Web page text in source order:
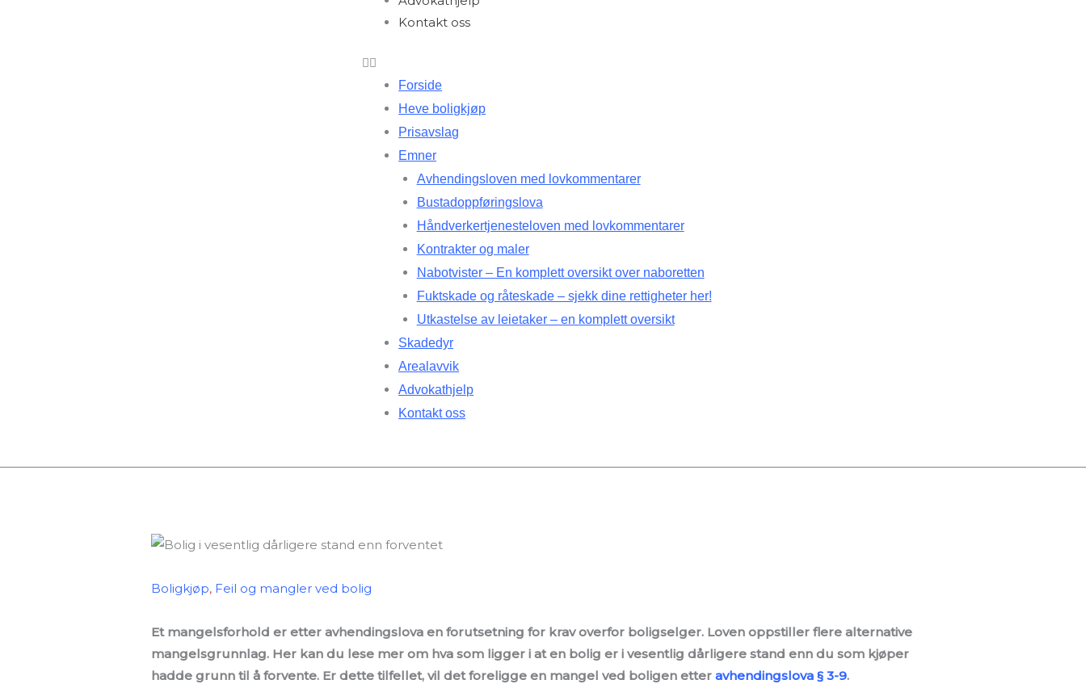
Kontakt oss
Forside
Heve boligkjøp
Prisavslag
Emner
Avhendingsloven med lovkommentarer
Bustadoppføringslova
Håndverkertjenesteloven med lovkommentarer
Kontrakter og maler
Nabotvister – En komplett oversikt over naboretten
Fuktskade og råteskade – sjekk dine rettigheter her!
Utkastelse av leietaker – en komplett oversikt
Skadedyr
Arealavvik
Advokathjelp
Kontakt oss
Boligkjøp, Feil og mangler ved bolig
Et mangelsforhold er etter avhendingslova en forutsetning for krav overfor boligselger. Loven oppstiller flere alternative
mangelsgrunnlag. Her kan du lese mer om hva som ligger i at en bolig er i vesentlig dårligere stand enn du som kjøper
hadde grunn til å forvente. Er dette tilfellet, vil det foreligge en mangel ved boligen etter avhendingslova § 3-9.